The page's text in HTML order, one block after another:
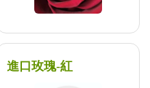
進口玫瑰-紅